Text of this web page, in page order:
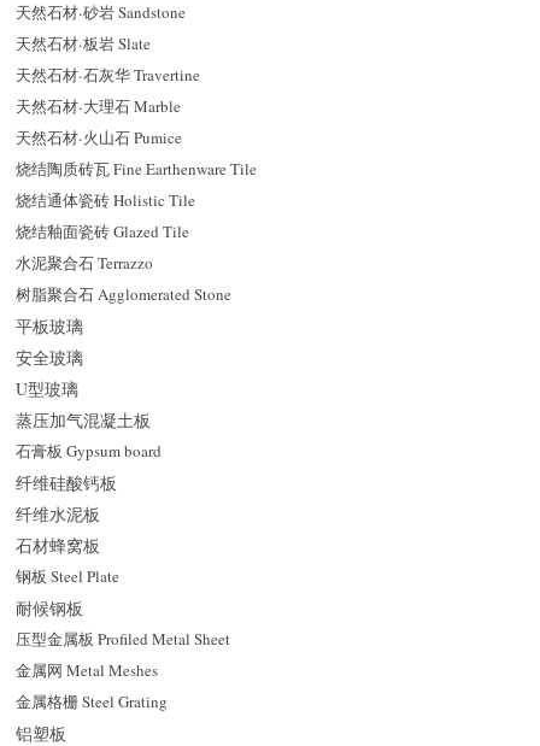
天然石材·砂岩 Sandstone
天然石材·板岩 Slate
天然石材·石灰华 Travertine
天然石材·大理石 Marble
天然石材·火山石 Pumice
烧结陶质砖瓦 Fine Earthenware Tile
烧结通体瓷砖 Holistic Tile
烧结釉面瓷砖 Glazed Tile
水泥聚合石 Terrazzo
树脂聚合石 Agglomerated Stone
平板玻璃
安全玻璃
U型玻璃
蒸压加气混凝土板
石膏板 Gypsum board
纤维硅酸钙板
纤维水泥板
石材蜂窝板
钢板 Steel Plate
耐候钢板
压型金属板 Profiled Metal Sheet
金属网 Metal Meshes
金属格栅 Steel Grating
铝塑板